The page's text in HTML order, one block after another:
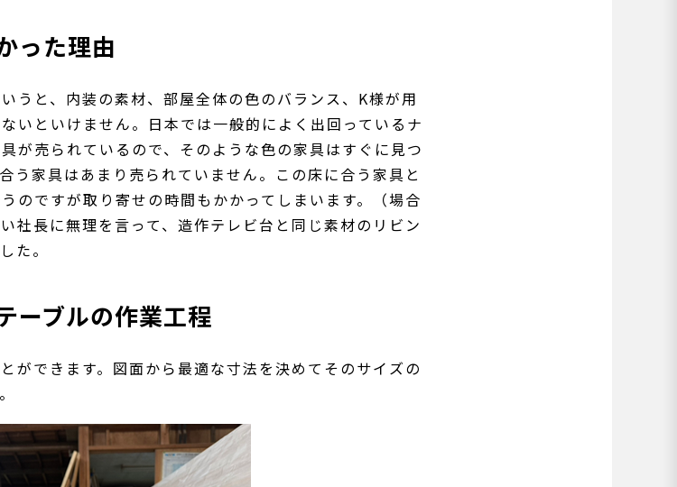
った理由
うと、内装の素材、部屋全体の色のバランス、K様が用
いといけません。日本では一般的によく出回っているナ
が売られているので、そのような色の家具はすぐに見つ
う家具はあまり売られていません。この床に合う家具と
のですが取り寄せの時間もかかってしまいます。（場合
社長に無理を言って、造作テレビ台と同じ素材のリビン
た。
ブルの作業工程
ができます。図面から最適な寸法を決めてそのサイズの